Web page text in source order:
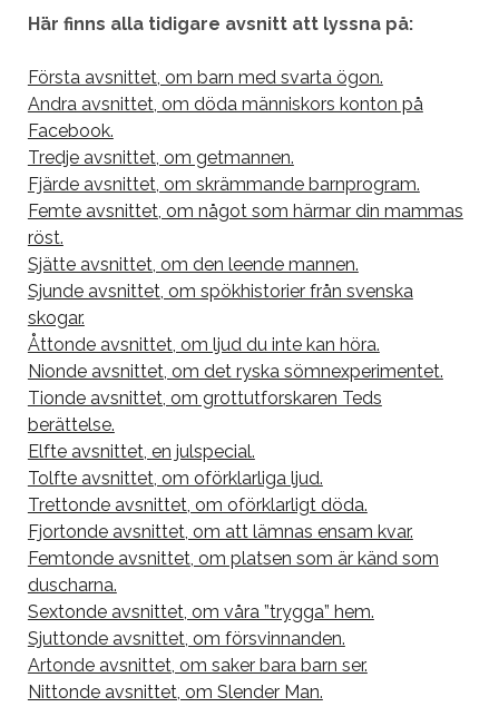
Här finns alla tidigare avsnitt att lyssna på:
Första avsnittet, om barn med svarta ögon.
Andra avsnittet, om döda människors konton på
Facebook.
Tredje avsnittet, om getmannen.
Fjärde avsnittet, om skrämmande barnprogram.
Femte avsnittet, om något som härmar din mammas
röst.
Sjätte avsnittet, om den leende mannen.
Sjunde avsnittet, om spökhistorier från svenska
skogar.
Åttonde avsnittet, om ljud du inte kan höra.
Nionde avsnittet, om det ryska sömnexperimentet.
Tionde avsnittet, om grottutforskaren Teds
berättelse.
Elfte avsnittet, en julspecial.
Tolfte avsnittet, om oförklarliga ljud.
Trettonde avsnittet, om oförklarligt döda.
Fjortonde avsnittet, om att lämnas ensam kvar.
Femtonde avsnittet, om platsen som är känd som
duscharna.
Sextonde avsnittet, om våra ”trygga” hem.
Sjuttonde avsnittet, om försvinnanden.
Artonde avsnittet, om saker bara barn ser.
Nittonde avsnittet, om Slender Man.